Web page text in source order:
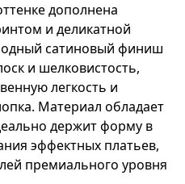
дополнена
и деликатной
сатиновый финиш
и шелковистость,
легкость и
Материал обладает
держит форму в
эффектных платьев,
премиального уровня